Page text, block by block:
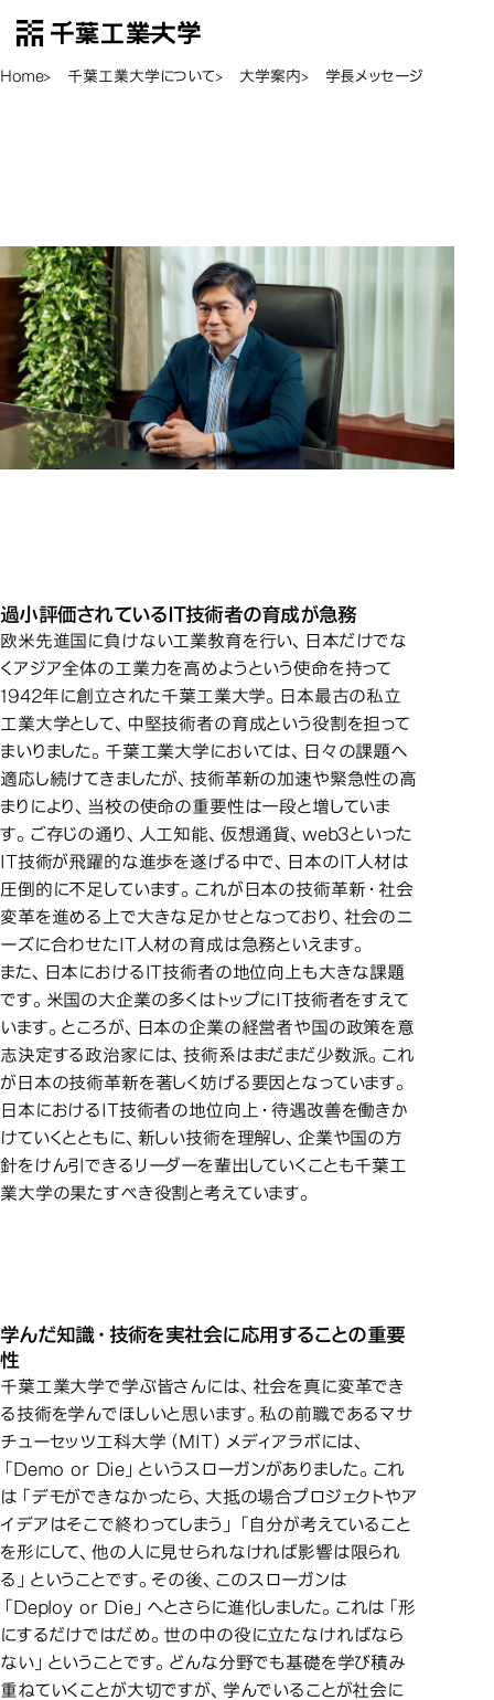
千葉工業大学
Open Menu
Home 千葉工業大学について 大学案内 学長メッセージ
革を起こします
革を起こします
過小評価されているIT技術者の育成が急務
欧米先進国に負けない工業教育を行い、日本だけでな
くアジア全体の工業力を高めようという使命を持って
1942年に創立された千葉工業大学。日本最古の私立
工業大学として、中堅技術者の育成という役割を担って
まいりました。千葉工業大学においては、日々の課題へ
適応し続けてきましたが、技術革新の加速や緊急性の高
まりにより、当校の使命の重要性は一段と増していま
す。ご存じの通り、人工知能、仮想通貨、web3といった
IT技術が飛躍的な進歩を遂げる中で、日本のIT人材は
圧倒的に不足しています。これが日本の技術革新・社会
変革を進める上で大きな足かせとなっており、社会のニ
ーズに合わせたIT人材の育成は急務といえます。
また、日本におけるIT技術者の地位向上も大きな課題
です。米国の大企業の多くはトップにIT技術者をすえて
います。ところが、日本の企業の経営者や国の政策を意
志決定する政治家には、技術系はまだまだ少数派。これ
が日本の技術革新を著しく妨げる要因となっています。
日本におけるIT技術者の地位向上・待遇改善を働きか
けていくとともに、新しい技術を理解し、企業や国の方
針をけん引できるリーダーを輩出していくことも千葉工
業大学の果たすべき役割と考えています。
学んだ知識・技術を実社会に応用することの重要
性
千葉工業大学で学ぶ皆さんには、社会を真に変革でき
る技術を学んでほしいと思います。私の前職であるマサ
チューセッツ工科大学（MIT）メディアラボには、
「Demo or Die」というスローガンがありました。これ
は「デモができなかったら、大抵の場合プロジェクトやア
イデアはそこで終わってしまう」「自分が考えていること
を形にして、他の人に見せられなければ影響は限られ
る」ということです。その後、このスローガンは
「Deploy or Die」へとさらに進化しました。これは「形
にするだけではだめ。世の中の役に立たなければなら
ない」ということです。どんな分野でも基礎を学び積み
重ねていくことが大切ですが、学んでいることが社会に